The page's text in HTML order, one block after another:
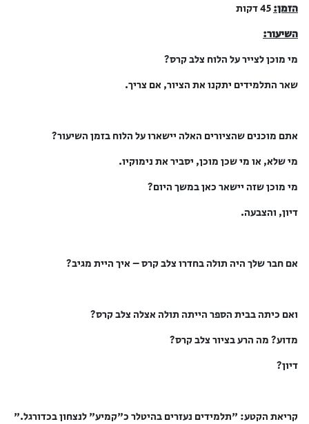
הזמן:
השיעור:
מי מוכן לצייר על הלוח צלב קרס?
שאר התלמידים יתקנו את הציור, אם צריך.
אתם מוכנים שהציורים האלה יישארו על הלוח בזמן השיעור?
מי שלא, או מי שכן מוכן, יסביר את נימוקיו.
מי מוכן שזה יישאר כאן במשך היום?
דיון, והצבעה.
אם חבר שלך היה תולה בחדרו צלב קרס – איך היית מגיב?
ואם כיתה בבית הספר הייתה תולה אצלה צלב קרס?
מדוע? מה הרע בציור צלב קרס?
דיון?
קריאת הקטע: "תלמידים נעזרים בהיטלר כ"קמיע" לנצחון בכדורגל."